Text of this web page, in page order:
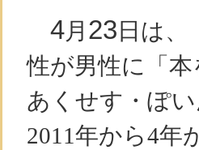
4月 23 日は
性が男性に「
あくせす・ぽ
2011年から4年